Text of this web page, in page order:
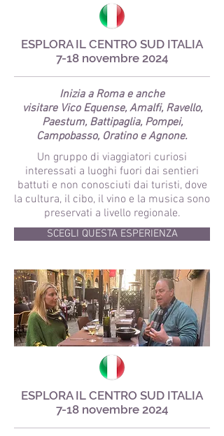
ESPLORA IL CENTRO SUD ITALIA
7-18 novembre 2024
Inizia a Roma e anche
visitare Vico Equense, Amalfi, Ravello,
Paestum, Battipaglia, Pompei,
Campobasso, Oratino e Agnone.
Un gruppo di viaggiatori curiosi
interessati a luoghi fuori dai sentieri
battuti e non conosciuti dai turisti, dove
la cultura, il cibo, il vino e la musica sono
preservati a livello regionale.
SCEGLI QUESTA ESPERIENZA
ESPLORA IL CENTRO SUD ITALIA
7-18 novembre 2024